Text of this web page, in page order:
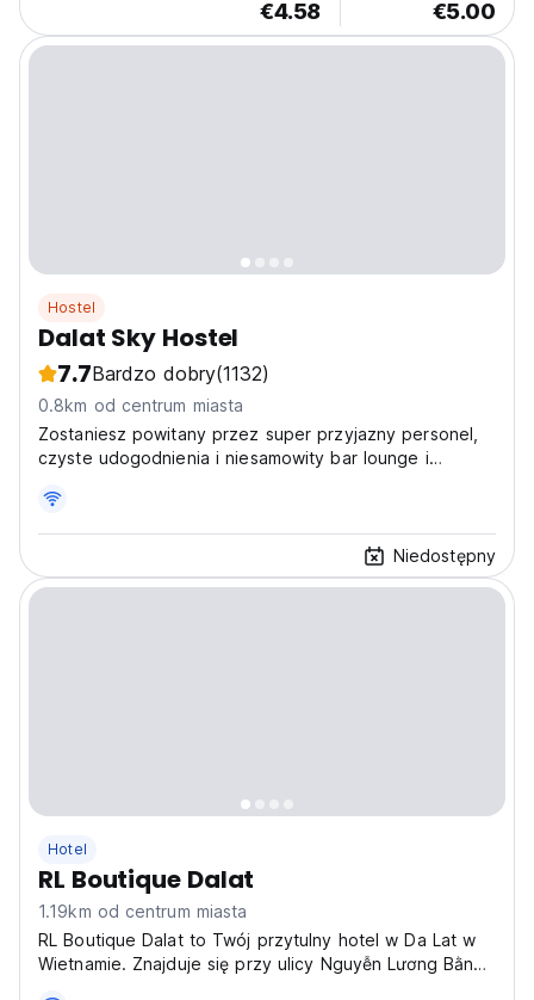
€4.58 €5.00
Hostel
Dalat Sky Hostel
7.7Bardzo dobry(1132)
0.8km od centrum miasta
Zostaniesz powitany przez super przyjazny personel,
czyste udogodnienia i niesamowity bar lounge i
całego świata.
Niedostępny
Hotel
RL Boutique Dalat
1.19km od centrum miasta
RL Boutique Dalat to Twój przytulny hotel w Da Lat w
Wietnamie. Znajduje się przy ulicy Nguyễn Lương Bằng i